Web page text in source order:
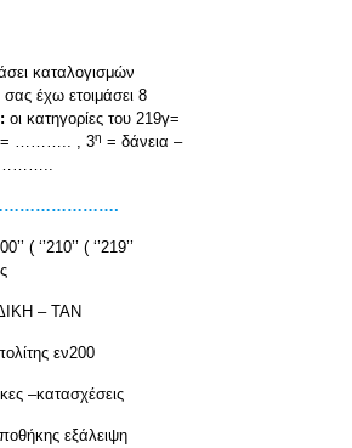
καταλογισμών
έχω ετοιμάσει 8
οι κατηγορίες του 219γ=
= ……….. , 3η = δάνεια –
( ‘’210’’ ( ‘’219’’
– ΤΑΝ
εν200
–κατασχέσεις
εξάλειψη